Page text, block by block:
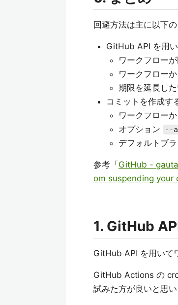
回避方法は主に以下
GitHub API を用
ワークフロー
ワークフロー
期限を延長し
コミットを作成す
ワークフロー
オプション
--
デフォルトブ
参考「 GitHub -
om suspending
1. GitHub
GitHub API を用いて
GitHub Actions の
試みた方が良いと思い